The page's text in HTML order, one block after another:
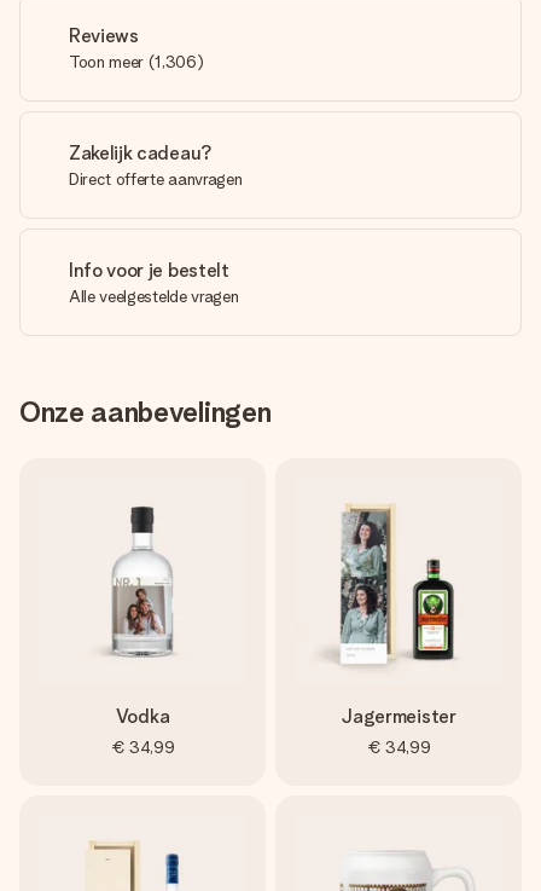
Reviews
Toon meer (1,306)
Zakelijk cadeau?
Direct offerte aanvragen
Info voor je bestelt
Alle veelgestelde vragen
Onze aanbevelingen
Vodka
€ 34,99
Jagermeister
€ 34,99